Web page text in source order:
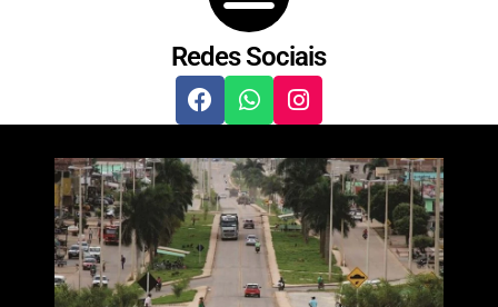
Redes Sociais